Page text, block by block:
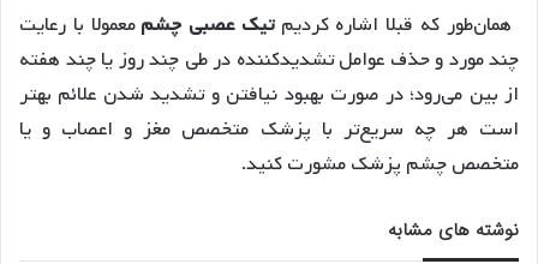
همان‌طور که قبلا اشاره کردیمتیک عصبی چشممعمولا با رعایت
چند مورد و حذف عوامل تشدیدکننده در طی چند روز یا چند هفته
از بین می‌رود؛ در صورت بهبود نیافتن و تشدید شدن علائم بهتر
است هر چه سریع‌تر با پزشک متخصص مغز و اعصاب و یا
متخصص چشم پزشک مشورت کنید.
نوشته های مشابه